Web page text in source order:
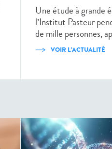
Une étude à grande
l’Institut Pasteur
de mille personnes,
VOIR L'ACTUALITÉ